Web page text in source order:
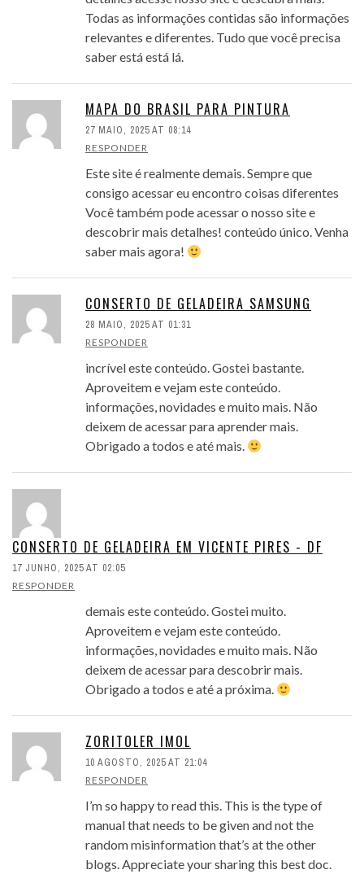
Todas as informações contidas são informações
relevantes e diferentes. Tudo que você precisa
saber está está lá.
MAPA DO BRASIL PARA PINTURA
27 MAIO, 2025 AT 08:14
RESPONDER
Este site é realmente demais. Sempre que
consigo acessar eu encontro coisas diferentes
Você também pode acessar o nosso site e
descobrir mais detalhes! conteúdo único. Venha
saber mais agora!
CONSERTO DE GELADEIRA SAMSUNG
28 MAIO, 2025 AT 01:31
RESPONDER
incrível este conteúdo. Gostei bastante.
Aproveitem e vejam este conteúdo.
informações, novidades e muito mais. Não
deixem de acessar para aprender mais.
Obrigado a todos e até mais.
CONSERTO DE GELADEIRA EM VICENTE PIRES - DF
17 JUNHO, 2025 AT 02:05
RESPONDER
demais este conteúdo. Gostei muito.
Aproveitem e vejam este conteúdo.
informações, novidades e muito mais. Não
deixem de acessar para descobrir mais.
Obrigado a todos e até a próxima.
ZORITOLER IMOL
10 AGOSTO, 2025 AT 21:04
RESPONDER
I’m so happy to read this. This is the type of
manual that needs to be given and not the
random misinformation that’s at the other
blogs. Appreciate your sharing this best doc.